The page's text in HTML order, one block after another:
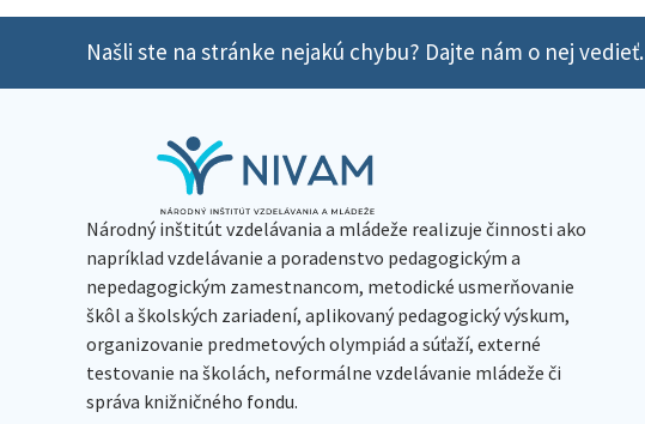
Našli ste na stránke nejakú chybu? Dajte nám o nej vedieť.
Národný inštitút vzdelávania a mládeže realizuje činnosti ako
napríklad vzdelávanie a poradenstvo pedagogickým a
nepedagogickým zamestnancom, metodické usmerňovanie
škôl a školských zariadení, aplikovaný pedagogický výskum,
organizovanie predmetových olympiád a súťaží, externé
testovanie na školách, neformálne vzdelávanie mládeže či
správa knižničného fondu.